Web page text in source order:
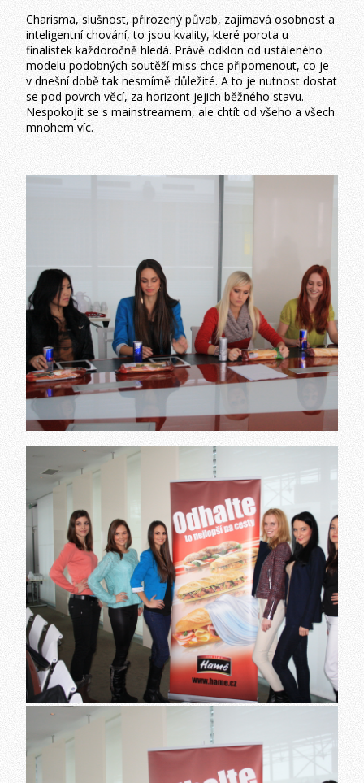
Charisma, slušnost, přirozený půvab, zajímavá osobnost a
inteligentní chování, to jsou kvality, které porota u
finalistek každoročně hledá. Právě odklon od ustáleného
modelu podobných soutěží miss chce připomenout, co je
v dnešní době tak nesmírně důležité. A to je nutnost dostat
se pod povrch věcí, za horizont jejich běžného stavu.
Nespokojit se s mainstreamem, ale chtít od všeho a všech
mnohem víc.